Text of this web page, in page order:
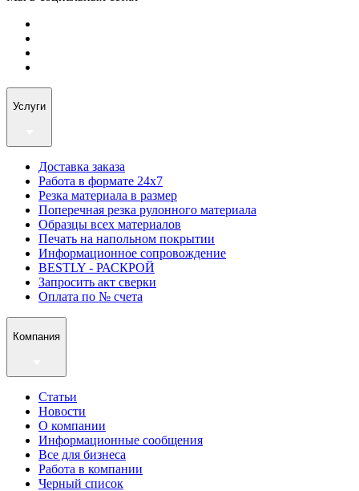
Услуги
Доставка заказа
Работа в формате 24х7
Резка материала в размер
Поперечная резка рулонного материала
Образцы всех материалов
Печать на напольном покрытии
Информационное сопровождение
BESTLY - РАСКРОЙ
Запросить акт сверки
Оплата по № счета
Компания
Статьи
Новости
О компании
Информационные сообщения
Все для бизнеса
Работа в компании
Черный список